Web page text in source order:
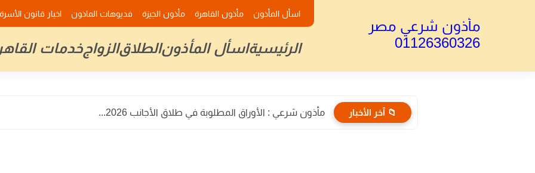
اسأل المأذون مأذون القاهرة مأذون الجيزة فديوهات الماذون اخبار قانون
مأذون شرعي مصر
01126360326
الرئيسيةاسأل المأذونالطلاقالزواجخدمات
📁 آخر الأخبار مأذون شرعي : الأوراق المطلوبة في طلاق الأجانب 2026...